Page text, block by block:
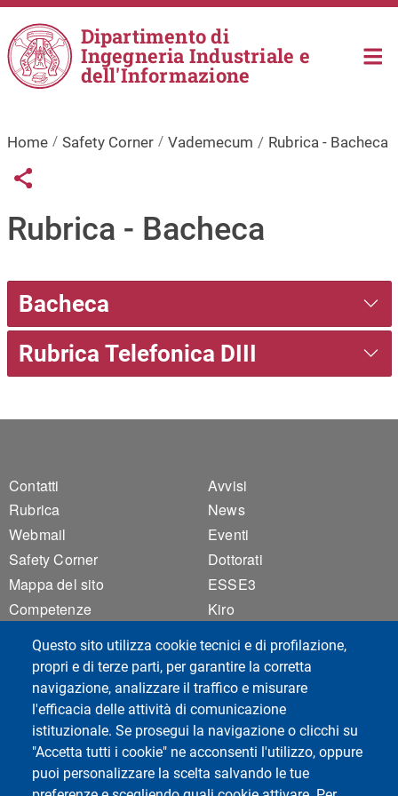
Salta al contenuto principale
Questo sito utilizza cookie tecnici e di profilazione,
propri e di terze parti, per garantire la corretta
navigazione, analizzare il traffico e misurare
l'efficacia delle attività di comunicazione
istituzionale. Se prosegui la navigazione o clicchi su
"Accetta tutti i cookie" ne acconsenti l'utilizzo, oppure
puoi personalizzare la scelta salvando le tue
Dipartimento di
Ingegneria Industriale e
dell'Informazione
Home Safety Corner Vademecum Rubrica - Bacheca
Links condivisione social
Share button
Rubrica - Bacheca
Bacheca
Rubrica Telefonica DIII
Footer 1
Contatti
Rubrica
Webmail
Safety Corner
Mappa del sito
Competenze
Assicurazione della Qualità
Albo Ufficiale di Ateneo
Impostazioni Cookie
Footer 2
Avvisi
News
Eventi
Dottorati
ESSE3
Kiro
Brand Identity
Accessibilità
Amministrazione
Trasparente